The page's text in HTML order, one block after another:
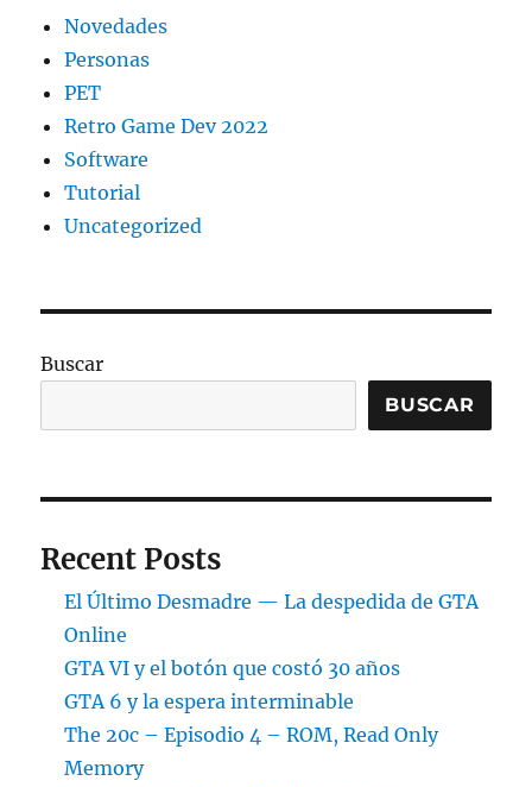
Novedades
Personas
PET
Retro Game Dev 2022
Software
Tutorial
Uncategorized
Buscar
BUSCAR
Recent Posts
El Último Desmadre — La despedida de GTA
Online
GTA VI y el botón que costó 30 años
GTA 6 y la espera interminable
The 20c – Episodio 4 – ROM, Read Only
Memory